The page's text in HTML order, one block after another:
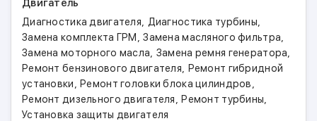
Двигатель
Диагностика двигателя, Диагностика турбины,
Замена комплекта ГРМ ,Замена масляного фильтра,
Замена моторного масла, Замена ремня генератора,
Ремонт бензинового двигателя, Ремонт гибридной
установки,Ремонт головки блока цилиндров,
Ремонт дизельного двигателя,Ремонт турбины,
Установка защиты двигателя